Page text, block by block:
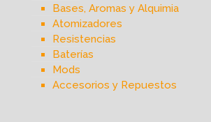
Bases, Aromas y Alquimia
Atomizadores
Resistencias
Baterías
Mods
Accesorios y Repuestos